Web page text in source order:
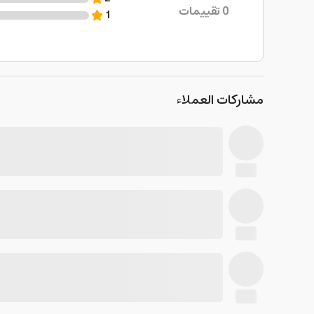
0تقييمات
1
مشاركات العملاء